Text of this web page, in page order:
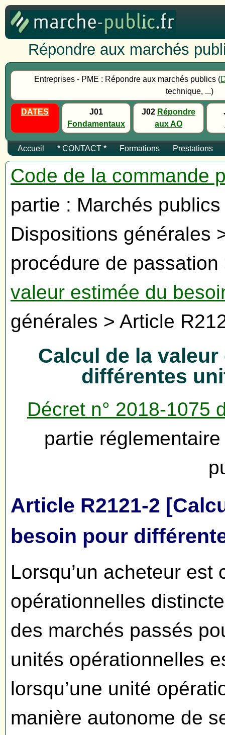
Répondre aux marchés
Entreprises - PME : Répondre aux marchés publics (
technique, ...)
DATES
J01
Fondamentaux
J02 Répondre
aux AO
Accueil * CONTACT * Formations Prestations
Code de la commande
partie : Marchés
Dispositions générales
procédure de
valeur estimée du
générales > Article
Calcul de la
différentes
Décret n° 2018-1075
partie
Article R2121-2
besoin pour
Lorsqu’un acheteur est
opérationnelles
des marchés passés
unités opérationnelles
lorsqu’une unité
manière autonome de